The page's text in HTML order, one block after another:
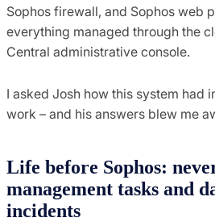
Sophos firewall, and Sophos web
everything managed through the
Central administrative console.
I asked Josh how this system had
work – and his answers blew me
Life before Sophos:
management tasks and
incidents